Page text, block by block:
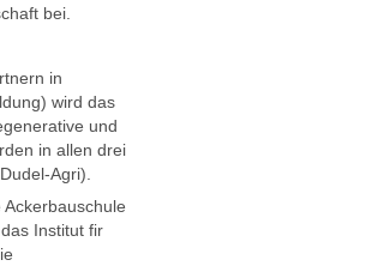
bei.
in
wird das
und
in allen drei
Agri).
Institut fir